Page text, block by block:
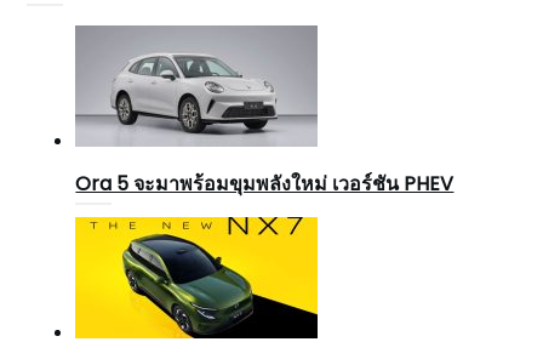
Ora 5 จะมาพร้อมขุมพลังใหม่ เวอร์ชัน PHEV